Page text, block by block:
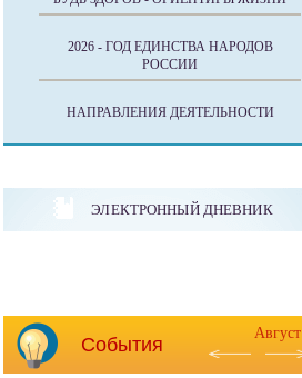
2026 - ГОД ЕДИНСТВА НАРОДОВ
РОССИИ
НАПРАВЛЕНИЯ ДЕЯТЕЛЬНОСТИ
ЭЛЕКТРОННЫЙ ДНЕВНИК
События
Август